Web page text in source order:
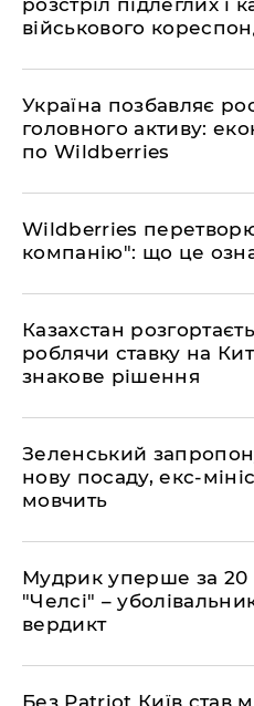
військового
​Україна позбавляє
головного активу:
по Wildberries
​Wildberries
компанію": що це
​Казахстан
роблячи ставку на
знакове рішення
​Зеленський
нову посаду, екс-
мовчить
​Мудрик уперше за 20
"Челсі" –
вердикт
​Без Patriot Київ став